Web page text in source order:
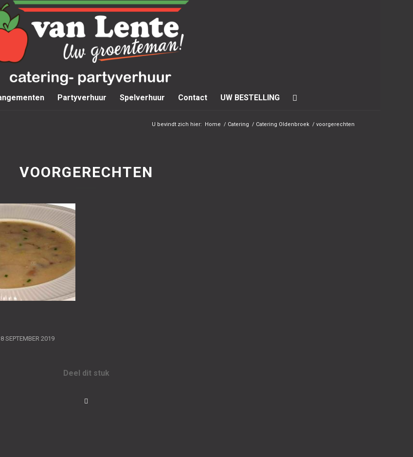
Partyverhuur Spelverhuur Contact UW BESTELLING
U bevindt zich hier: Home / Catering / Catering Oldenbroek / voorgerechten
VOORGERECHTEN
8 SEPTEMBER 2019
/
Deel dit stuk